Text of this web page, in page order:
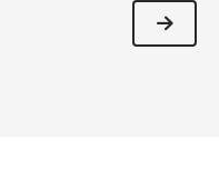
é que
a ser